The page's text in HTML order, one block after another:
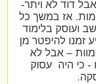
דוד לא ויתר-
אז במשך כל
ועוסק בלימוד
להיפטר מן
– אבל לא
היה עסוק